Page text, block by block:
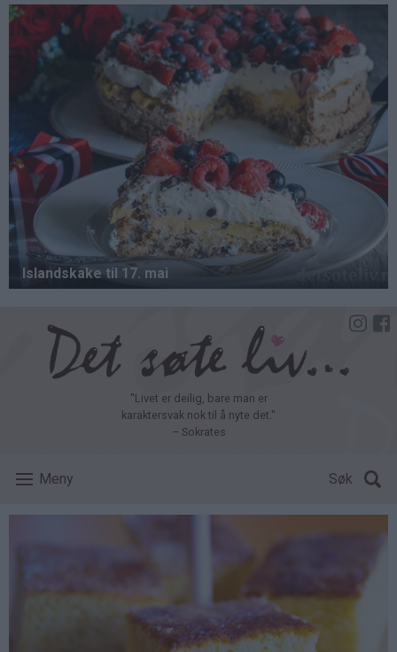
Hopp
hovedinnhold
"Livet er deilig, bare man er
karaktersvak nok til å nyte det."
– Sokrates
Meny Søk